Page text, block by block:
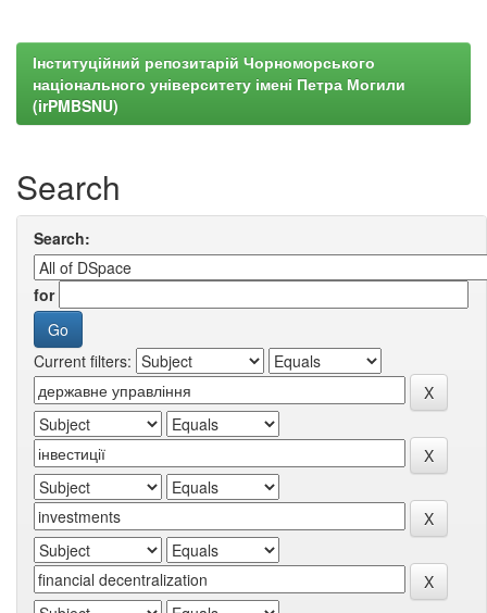
Інституційний репозитарій Чорноморського
національного університету імені Петра Могили
(irPMBSNU)
Search
Search:
for
Current filters: